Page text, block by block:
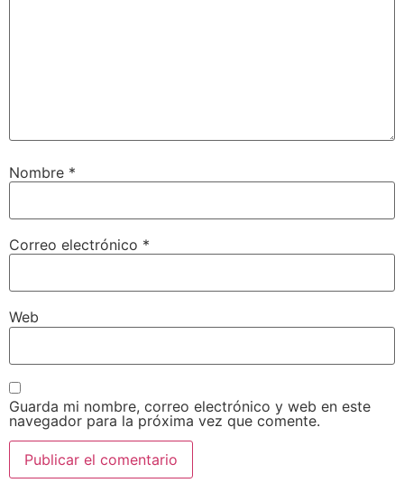
Nombre *
Correo electrónico *
Web
Guarda mi nombre, correo electrónico y web en este
navegador para la próxima vez que comente.